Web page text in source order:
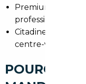
Premium :
professions
Citadines :
centre-ville et
POURQUOI